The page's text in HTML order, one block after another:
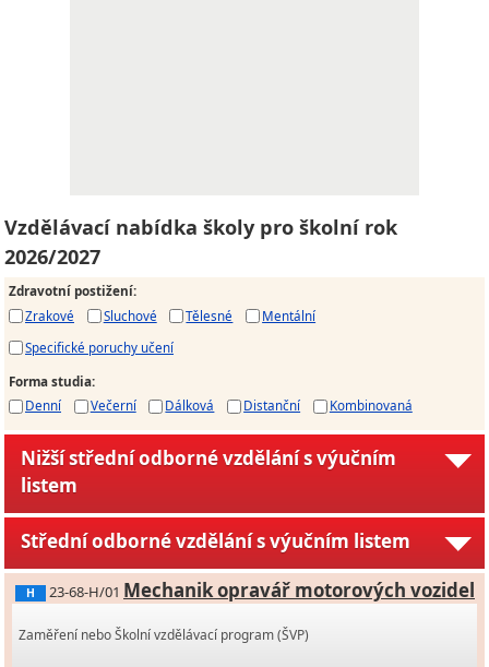
Vzdělávací nabídka školy pro školní rok
2026/2027
Zdravotní postižení:
Zrakové
Sluchové Tělesné
Mentální
Specifické poruchy učení
Forma studia:
Denní
Večerní Dálková Distanční Kombinovaná
Nižší střední odborné vzdělání s výučním
listem
Střední odborné vzdělání s výučním listem
H 23-68-H/01 Mechanik opravář motorových vozidel
Zaměření nebo Školní vzdělávací program (ŠVP)